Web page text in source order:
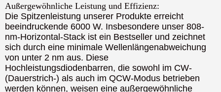
Außergewöhnliche Leistung und Effizienz:
Die Spitzenleistung unserer Produkte erreicht
beeindruckende 6000 W. Insbesondere unser 808-
nm-Horizontal-Stack ist ein Bestseller und zeichnet
sich durch eine minimale Wellenlängenabweichung
von unter 2 nm aus. Diese
Hochleistungsdiodenbarren, die sowohl im CW-
(Dauerstrich-) als auch im QCW-Modus betrieben
werden können, weisen eine außergewöhnliche